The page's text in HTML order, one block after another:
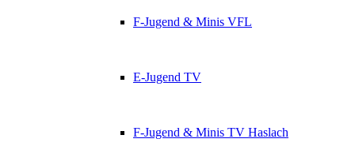
F-Jugend & Minis VFL
E-Jugend TV
F-Jugend & Minis TV Haslach